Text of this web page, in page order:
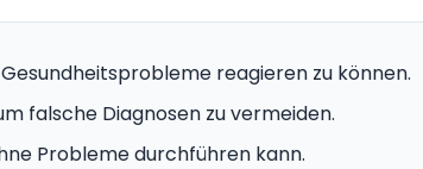
reagieren zu können.
falsche Diagnosen zu vermeiden.
Probleme durchführen kann.